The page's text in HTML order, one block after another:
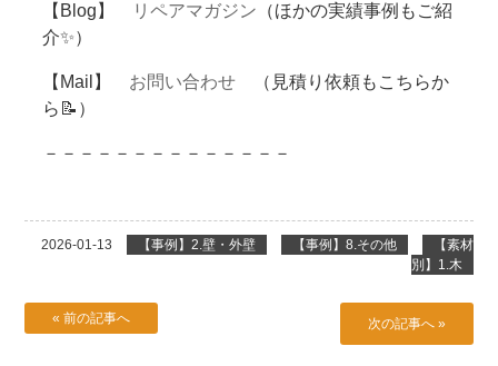
【Blog】 リペアマガジン （ほかの実績事例もご紹
介✨）
【Mail】 お問い合わせ （見積り依頼もこちらか
ら📝）
－－－－－－－－－－－－－－
2026-01-13 【事例】2.壁・外壁 【事例】8.その他
【素材
別】1.木
« 前の記事へ 次の記事へ »